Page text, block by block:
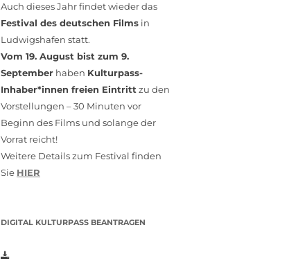
Auch dieses Jahr findet wieder das
Festival des deutschen Films in
Ludwigshafen statt.
Vom 19. August bist zum 9.
September haben Kulturpass-
Inhaber*innen freien Eintritt zu den
Vorstellungen – 30 Minuten vor
Beginn des Films und solange der
Vorrat reicht!
Weitere Details zum Festival finden
Sie HIER
DIGITAL KULTURPASS BEANTRAGEN